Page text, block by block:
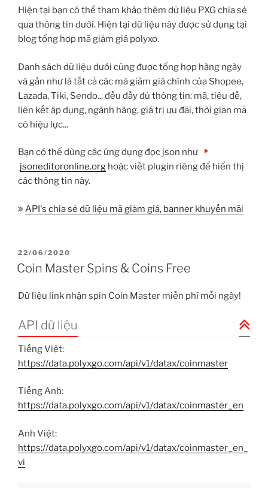
Hiện tại bạn có thể tham khảo thêm dữ liệu PXG chia sẻ
qua thông tin dưới. Hiện tại dữ liệu này được sử dụng tại
blog tổng hợp mã giảm giá polyxo.
Danh sách dữ liệu dưới cũng được tổng hợp hàng ngày
và gần như là tất cả các mã giảm giá chính của Shopee,
Lazada, Tiki, Sendo... đều đầy đủ thông tin: mã, tiêu đề,
liên kết áp dụng, ngành hàng, giá trị ưu đãi, thời gian mã
có hiệu lực...
Bạn có thể dùng các ứng dụng đọc json như
jsoneditoronline.org hoặc viết plugin riêng để hiển thị
các thông tin này.
API's chia sẻ dữ liệu mã giảm giá, banner khuyến mãi
ĐĂNG
TRONG
22/06/2020
Coin Master Spins & Coins Free
Dữ liệu link nhận spin Coin Master miễn phí mỗi ngày!
API dữ liệu
Tiếng Việt:
https://data.polyxgo.com/api/v1/datax/coinmaster
Tiếng Anh:
https://data.polyxgo.com/api/v1/datax/coinmaster_en
Anh Việt:
https://data.polyxgo.com/api/v1/datax/coinmaster_en_
vi